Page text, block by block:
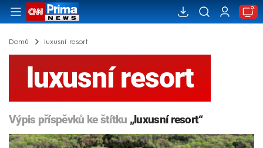
Domů luxusní resort
luxusní resort
Výpis příspěvků ke štítku „luxusní resort“